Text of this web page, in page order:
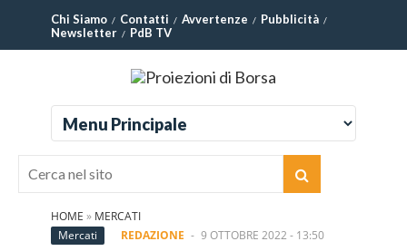
Chi Siamo Contatti Avvertenze
Pubblicità
Newsletter
PdB TV
HOME » MERCATI
Mercati
REDAZIONE - 9 OTTOBRE 2022 - 13:50